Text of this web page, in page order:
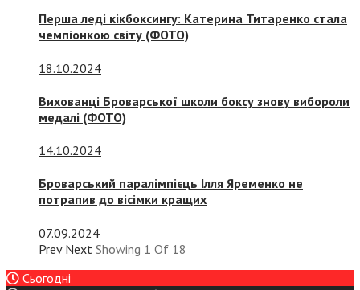
Перша леді кікбоксингу: Катерина Титаренко стала
чемпіонкою світу (ФОТО)
18.10.2024
Вихованці Броварської школи боксу знову вибороли
медалі (ФОТО)
14.10.2024
Броварський паралімпієць Ілля Яременко не
потрапив до вісімки кращих
07.09.2024
Prev Next Showing 1 Of 18
Сьогодні